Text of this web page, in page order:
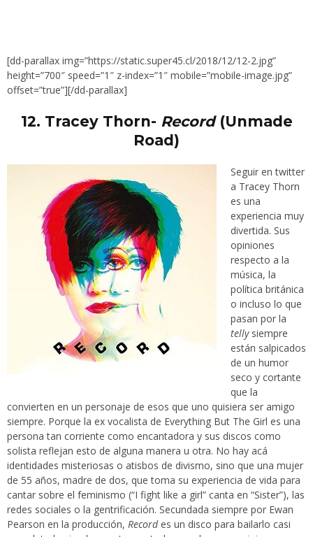
[dd-parallax img=”https://static.super45.cl/2018/12/12-2.jpg”
height=”700″ speed=”1″ z-index=”1″ mobile=”mobile-image.jpg”
offset=”true”][/dd-parallax]
12. Tracey Thorn- Record(Unmade
Road)
Seguir en twitter
a Tracey Thorn
es una
experiencia muy
divertida. Sus
opiniones
respecto a la
música, la
política británica
o incluso lo que
pasan por la
tellysiempre
están salpicados
de un humor
seco y cortante
que la
convierten en un personaje de esos que uno quisiera ser amigo
siempre. Porque la ex vocalista de Everything But The Girl es una
persona tan corriente como encantadora y sus discos como
solista reflejan esto de alguna manera u otra. No hay acá
identidades misteriosas o atisbos de divismo, sino que una mujer
de 55 años, madre de dos, que toma su experiencia de vida para
cantar sobre el feminismo (“I fight like a girl” canta en “Sister”), las
redes sociales o la gentrificación. Secundada siempre por Ewan
Pearson en la producción, Recordes un disco para bailarlo casi